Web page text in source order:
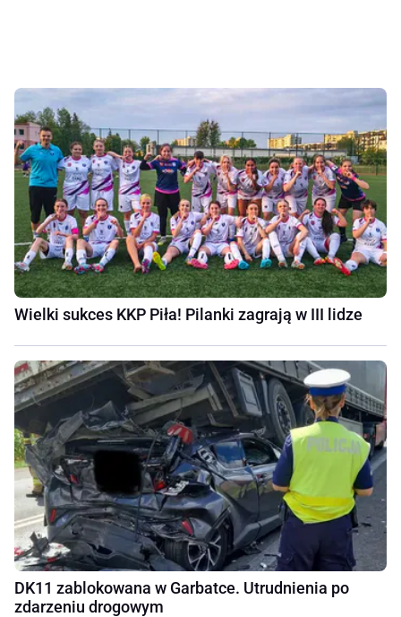
Wielki sukces KKP Piła! Pilanki zagrają w III lidze
DK11 zablokowana w Garbatce. Utrudnienia po
zdarzeniu drogowym